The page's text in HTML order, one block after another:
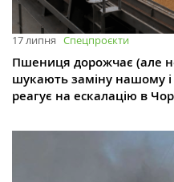
17 липня Спецпроєкти
Пшениця дорожчає (але
шукають заміну нашому і
реагує на ескалацію в